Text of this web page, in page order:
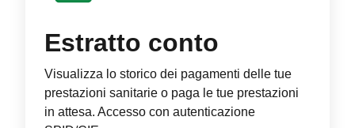
Estratto conto
Visualizza lo storico dei pagamenti delle tue
prestazioni sanitarie o paga le tue prestazioni
in attesa. Accesso con autenticazione